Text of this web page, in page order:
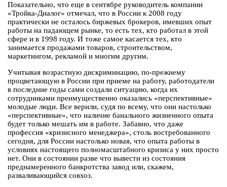
Показательно, что еще в сентябре руководитель компании
«Тройка-Диалог» отмечал, что в России к 2008 году
практически не осталось биржевых брокеров, имевших опыт
работы на падающем рынке, то есть тех, кто работал в этой
сфере и в 1998 году. И тоже самое касается тех, кто
занимается продажами товаров, строительством,
маркетингом, рекламой и многим другим.
Учитывая возрастную дискриминацию, по-прежнему
процветающую в России при приеме на работу, работодатели
в последние годы сами создали ситуацию, когда их
сотрудниками преимущественно оказались «перспективные»
молодые люди. Все верили, судя по всему, что они настолько
«перспективные», что наличие банального жизненного опыта
будет только мешать им в работе. Забавно, что даже
профессия «кризисного менеджера», столь востребованного
сегодня, для России настолько новая, что опыта работы в
условиях настоящего полномасштабного кризиса у них просто
нет. Они в состоянии разве что вывести из состояния
преднамеренного банкротства завод или, скажем,
разваливающийся совхоз.